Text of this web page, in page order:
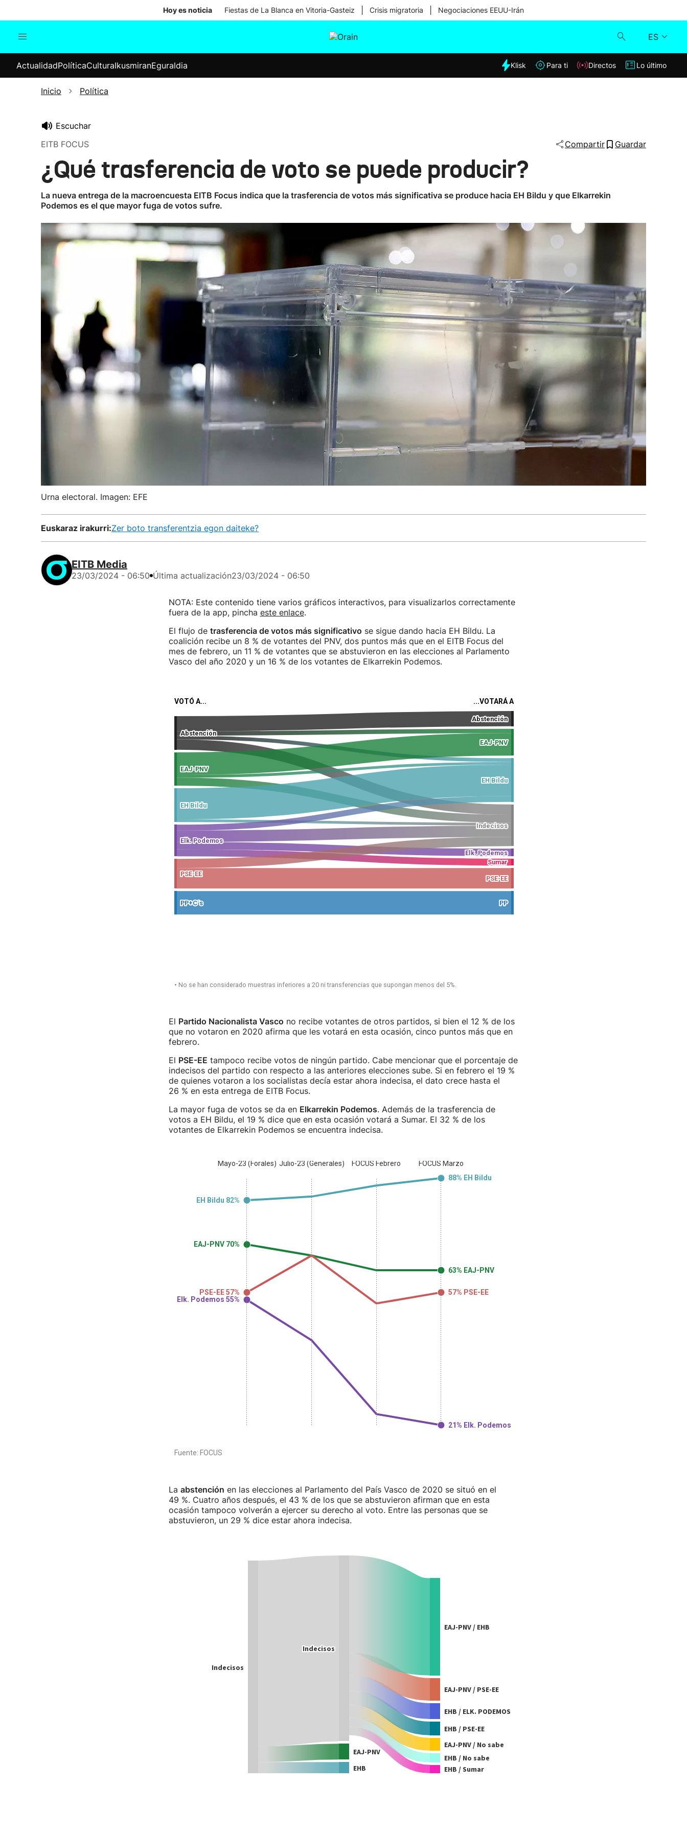
Hoy es noticia Fiestas de La Blanca en Vitoria-Gasteiz Crisis migratoria Negociaciones EEUU-Irán
ES
Internacional
Elecciones
Klisk
ActualidadPolíticaCulturaIkusmiranEguraldia Klisk Para ti Directos Lo último
Inicio Política
Escuchar
EITB FOCUS
Compartir Guardar
¿Qué trasferencia de voto se puede producir?
La nueva entrega de la macroencuesta EITB Focus indica que la trasferencia de votos más significativa se produce hacia EH Bildu y que Elkarrekin
Podemos es el que mayor fuga de votos sufre.
Urna electoral. Imagen: EFE
Euskaraz irakurri:Zer boto transferentzia egon daiteke?
EITB Media
23/03/2024 - 06:50 Última actualización23/03/2024 - 06:50
NOTA: Este contenido tiene varios gráficos interactivos, para visualizarlos correctamente
fuera de la app, pincha este enlace.
El flujo de trasferencia de votos más significativo se sigue dando hacia EH Bildu. La
coalición recibe un 8 % de votantes del PNV, dos puntos más que en el EITB Focus del
mes de febrero, un 11 % de votantes que se abstuvieron en las elecciones al Parlamento
Vasco del año 2020 y un 16 % de los votantes de Elkarrekin Podemos.
El Partido Nacionalista Vasco no recibe votantes de otros partidos, si bien el 12 % de los
que no votaron en 2020 afirma que les votará en esta ocasión, cinco puntos más que en
febrero.
El PSE-EE tampoco recibe votos de ningún partido. Cabe mencionar que el porcentaje de
indecisos del partido con respecto a las anteriores elecciones sube. Si en febrero el 19 %
de quienes votaron a los socialistas decía estar ahora indecisa, el dato crece hasta el
26 % en esta entrega de EITB Focus.
La mayor fuga de votos se da en Elkarrekin Podemos. Además de la trasferencia de
votos a EH Bildu, el 19 % dice que en esta ocasión votará a Sumar. El 32 % de los
votantes de Elkarrekin Podemos se encuentra indecisa.
La abstención en las elecciones al Parlamento del País Vasco de 2020 se situó en el
49 %. Cuatro años después, el 43 % de los que se abstuvieron afirman que en esta
ocasión tampoco volverán a ejercer su derecho al voto. Entre las personas que se
abstuvieron, un 29 % dice estar ahora indecisa.